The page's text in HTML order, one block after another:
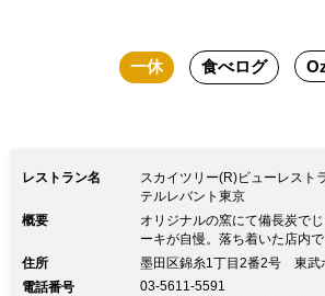
一休 食べログ
レストラン名
スカイツリー(R)ビューレスト
テルレバント東京
概要
オリジナルの窯にて備長炭で
ーキが自慢。落ち着いた店内で
住所
墨田区錦糸1丁目2番2号 東武
電話番号
03-5611-5591